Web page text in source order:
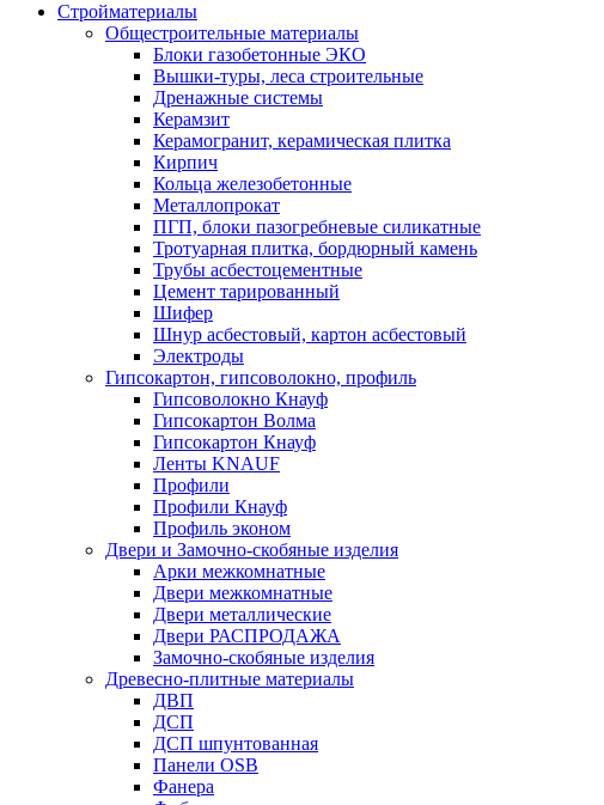
Стройматериалы
Oбщестроительные материалы
Блоки газобетонные ЭКО
Вышки-туры, леса строительные
Дренажные системы
Керамзит
Керамогранит, керамическая плитка
Кирпич
Кольца железобетонные
Металлопрокат
ПГП, блоки пазогребневые силикатные
Тротуарная плитка, бордюрный камень
Трубы асбестоцементные
Цемент тарированный
Шифер
Шнур асбестовый, картон асбестовый
Электроды
Гипсокартон, гипсоволокно, профиль
Гипсоволокно Кнауф
Гипсокартон Волма
Гипсокартон Кнауф
Ленты KNAUF
Профили
Профили Кнауф
Профиль эконом
Двери и Замочно-скобяные изделия
Арки межкомнатные
Двери межкомнатные
Двери металлические
Двери РАСПРОДАЖА
Замочно-скобяные изделия
Древесно-плитные материалы
ДВП
ДСП
ДСП шпунтованная
Панели OSB
Фанера